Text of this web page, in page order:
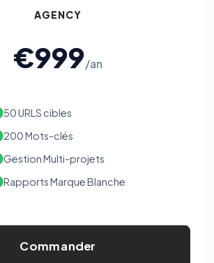
AGENCY
€999/an
50 URLS cibles
200 Mots-clés
Gestion Multi-projets
Rapports Marque Blanche
Commander